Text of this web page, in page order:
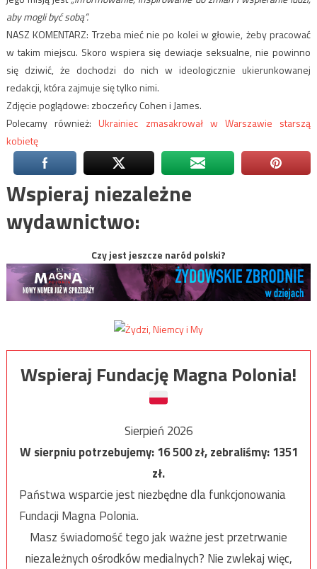
aby mogli być sobą”.
NASZ KOMENTARZ: Trzeba mieć nie po kolei w głowie, żeby pracować
w takim miejscu. Skoro wspiera się dewiacje seksualne, nie powinno
się dziwić, że dochodzi do nich w ideologicznie ukierunkowanej
redakcji, która zajmuje się tylko nimi.
Zdjęcie poglądowe: zboczeńcy Cohen i James.
Polecamy również:Ukrainiec zmasakrował w Warszawie starszą
kobietę
Wspieraj niezależne
wydawnictwo:
Czy jest jeszcze naród polski?
Wspieraj Fundację Magna Polonia!
Sierpień 2026
W sierpniu potrzebujemy:16 500zł, zebraliśmy:1351
zł.
Państwa wsparcie jest niezbędne dla funkcjonowania
Fundacji Magna Polonia.
Masz świadomość tego jak ważne jest przetrwanie
niezależnych ośrodków medialnych? Nie zwlekaj więc,